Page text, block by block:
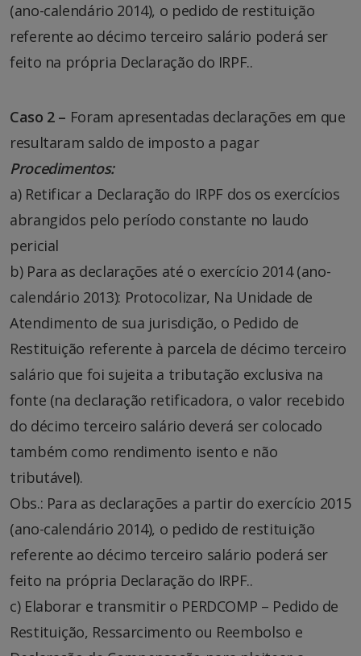
(ano-calendário 2014), o pedido de restituição
referente ao décimo terceiro salário poderá ser
feito na própria Declaração do IRPF..
Caso 2 – Foram apresentadas declarações em que
resultaram saldo de imposto a pagar
Procedimentos:
a) Retificar a Declaração do IRPF dos os exercícios
abrangidos pelo período constante no laudo
pericial
b) Para as declarações até o exercício 2014 (ano-
calendário 2013): Protocolizar, Na Unidade de
Atendimento de sua jurisdição, o Pedido de
Restituição referente à parcela de décimo terceiro
salário que foi sujeita a tributação exclusiva na
fonte (na declaração retificadora, o valor recebido
do décimo terceiro salário deverá ser colocado
também como rendimento isento e não
tributável).
Obs.: Para as declarações a partir do exercício 2015
(ano-calendário 2014), o pedido de restituição
referente ao décimo terceiro salário poderá ser
feito na própria Declaração do IRPF..
c) Elaborar e transmitir o PERDCOMP – Pedido de
Restituição, Ressarcimento ou Reembolso e